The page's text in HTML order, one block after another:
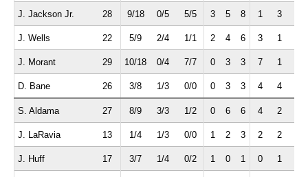
J. Jackson Jr. 28 9/18 0/5 5/5 3 5 8 1 3
J. Wells 22 5/9 2/4 1/1 2 4 6 3 1
J. Morant 29 10/18 0/4 7/7 0 3 3 7 1
D. Bane 26 3/8 1/3 0/0 0 3 3 4 4
S. Aldama 27 8/9 3/3 1/2 0 6 6 4 2
J. LaRavia 13 1/4 1/3 0/0 1 2 3 2 2
J. Huff 17 3/7 1/4 0/2 1 0 1 0 1